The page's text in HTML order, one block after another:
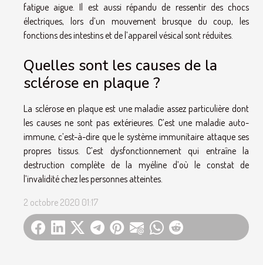
fatigue aigue. Il est aussi répandu de ressentir des chocs
électriques, lors d’un mouvement brusque du coup, les
fonctions des intestins et de l’appareil vésical sont réduites.
Quelles sont les causes de la
sclérose en plaque ?
La sclérose en plaque est une maladie assez particulière dont
les causes ne sont pas extérieures. C’est une maladie auto-
immune, c’est-à-dire que le système immunitaire attaque ses
propres tissus. C’est dysfonctionnement qui entraîne la
destruction complète de la myéline d’où le constat de
l’invalidité chez les personnes atteintes.
2 octobre 2020 01:17